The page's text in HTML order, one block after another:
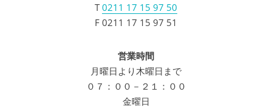
T0211 17 15 97 50
F 0211 17 15 97 51
営業時間
月曜日より木曜日まで
０７：００－２１：００
金曜日